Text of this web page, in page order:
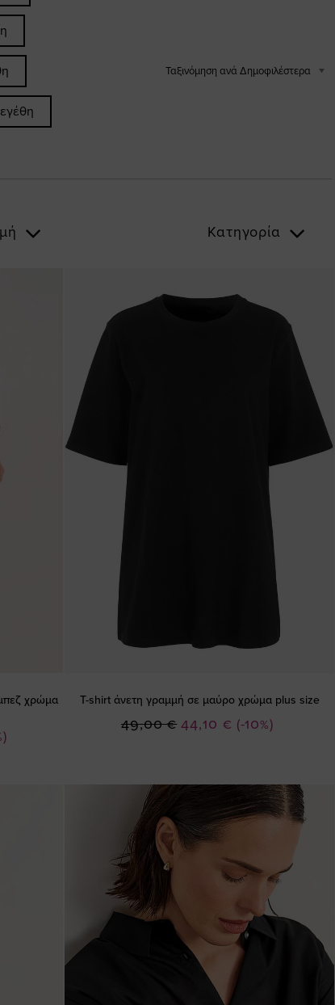
Ταξινόμηση ανά Δημοφιλέστερα
Κατηγορία
χρώμα
T-shirt άνετη γραμμή σε μαύρο χρώμα plus size
(-10%)
Ειδική
44,10 €
49,00 €